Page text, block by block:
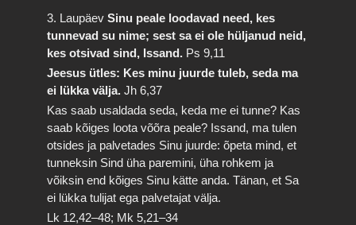
3. LaupäevSinu peale loodavad need, kes
tunnevad su nime; sest sa ei ole hüljanud neid,
kes otsivad sind, Issand. Ps 9,11
Jeesus ütles: Kes minu juurde tuleb, seda ma
ei lükka välja.Jh 6,37
Kas saab usaldada seda, keda me ei tunne? Kas
saab kõiges loota võõra peale? Issand, ma tulen
otsides ja palvetades Sinu juurde: õpeta mind, et
tunneksin Sind üha paremini, üha rohkem ja
võiksin end kõiges Sinu kätte anda. Tänan, et Sa
ei lükka tulijat ega palvetajat välja.
Lk 12,42–48; Mk 5,21–34